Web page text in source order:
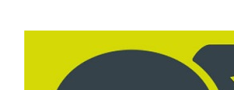
пленку 👍